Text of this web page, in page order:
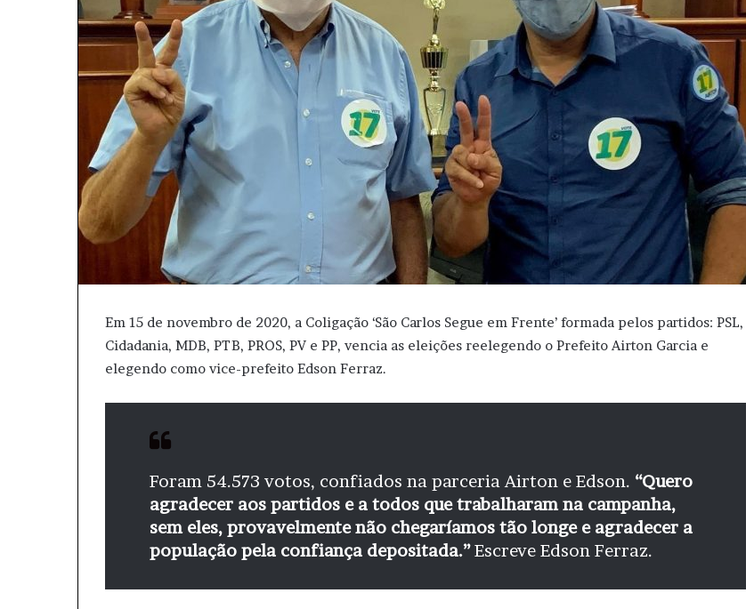
m
a
i
Em 15 de novembro de 2020, a Coligação ‘São Carlos Segue em Frente’ formada pelos partidos: PSL,
Cidadania, MDB, PTB, PROS, PV e PP, vencia as eleições reelegendo o Prefeito Airton Garcia e
elegendo como vice-prefeito Edson Ferraz.
Foram 54.573 votos, confiados na parceria Airton e Edson. “Quero
agradecer aos partidos e a todos que trabalharam na campanha,
sem eles, provavelmente não chegaríamos tão longe e agradecer a
população pela confiança depositada.”Escreve Edson Ferraz.